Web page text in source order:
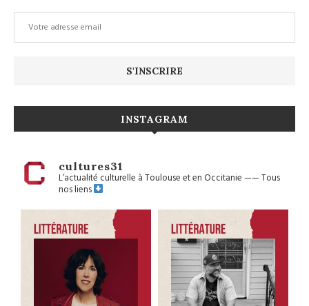
INSTAGRAM
cultures31
L’actualité culturelle à Toulouse et en Occitanie——Tous
nos liens